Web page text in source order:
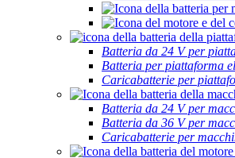
Batteria da 24 V per
Batteria per piattaforma
Caricabatterie per
Batteria da 24 V per
Batteria da 36 V per
Caricabatterie per